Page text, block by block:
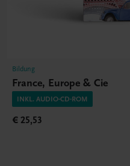
Bildung
France, Europe & Cie
INKL. AUDIO-CD-ROM
€ 25,53